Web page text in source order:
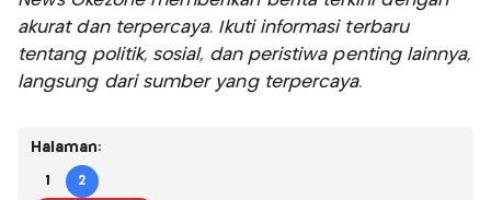
akurat dan terpercaya. Ikuti informasi terbaru
tentang politik, sosial, dan peristiwa penting lainnya,
langsung dari sumber yang terpercaya.
Halaman:
1 2